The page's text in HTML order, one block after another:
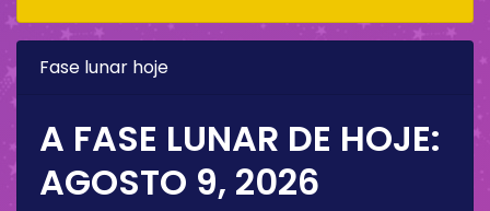
Fase lunar hoje
A FASE LUNAR DE HOJE:
AGOSTO 9, 2026